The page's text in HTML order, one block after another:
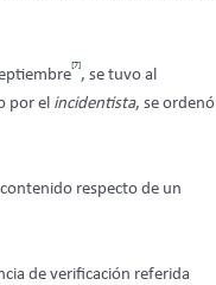
[7]
, se tuvo al
por el incidentista, se ordenó
respecto de un
de verificación referida